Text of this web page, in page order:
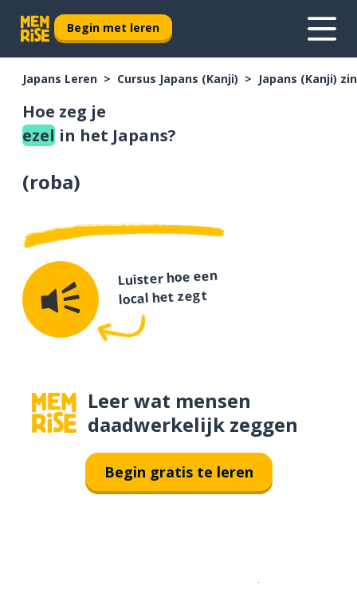
Begin met leren
Japans Leren Cursus Japans (Kanji) Japans (Kanji)
Hoe zeg je
ezel in het Japans?
(roba)
Luister hoe een
local het zegt
Leer wat mensen
daadwerkelijk zeggen
Begin gratis te leren